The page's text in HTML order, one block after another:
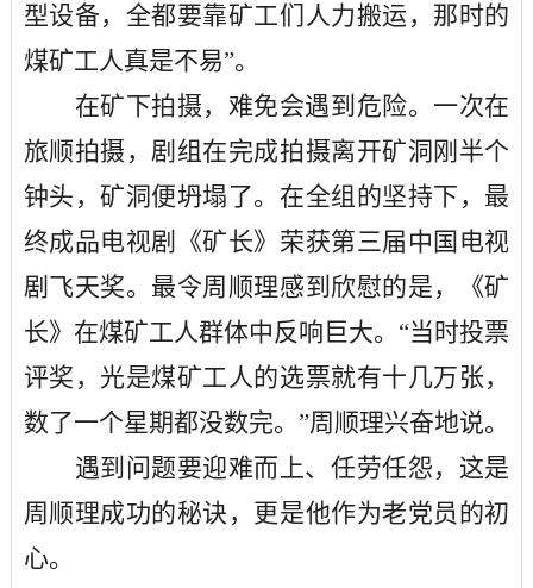
型设备，全都要靠矿工们人力搬运，那时的
煤矿工人真是不易”。
在矿下拍摄，难免会遇到危险。一次在
旅顺拍摄，剧组在完成拍摄离开矿洞刚半个
钟头，矿洞便坍塌了。在全组的坚持下，最
终成品电视剧《矿长》荣获第三届中国电视
剧飞天奖。最令周顺理感到欣慰的是，《矿
长》在煤矿工人群体中反响巨大。 “当时投票
评奖，光是煤矿工人的选票就有十几万张，
数了一个星期都没数完。”周顺理兴奋地说。
遇到问题要迎难而上、任劳任怨，这是
周顺理成功的秘诀，更是他作为老党员的初
心。